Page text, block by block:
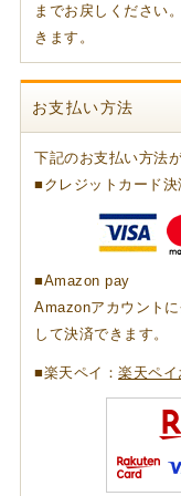
までお戻しください
きます。
お支払い方法
下記のお支払い方法
■クレジットカード決
■Amazon pay
Amazonアカウント
して決済できます。
■楽天ペイ：楽天ペ